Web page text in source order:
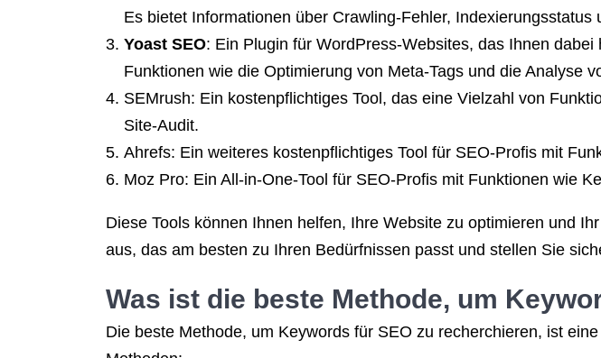
Es bietet Informationen über Crawling-Fehler, Indexierungsstatus
Yoast SEO: Ein Plugin für WordPress-Websites, das Ihnen
Funktionen wie die Optimierung von Meta-Tags und die Analyse
SEMrush: Ein kostenpflichtiges Tool, das eine Vielzahl von
Site-Audit.
Ahrefs: Ein weiteres kostenpflichtiges Tool für SEO-Profis mit
Moz Pro: Ein All-in-One-Tool für SEO-Profis mit Funktionen wie
Diese Tools können Ihnen helfen, Ihre Website zu optimieren und
aus, das am besten zu Ihren Bedürfnissen passt und stellen Sie
Was ist die beste Methode, um
Die beste Methode, um Keywords für SEO zu recherchieren, ist